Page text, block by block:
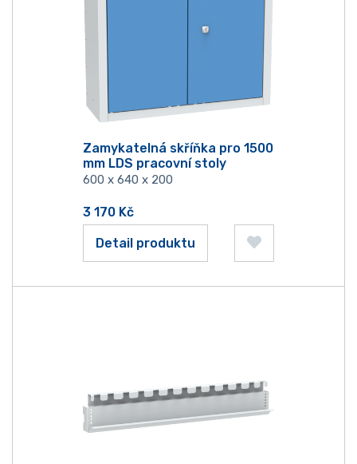
Zamykatelná skříňka pro 1500
mm LDS pracovní stoly
600 x 640 x 200
3 170 Kč
Detail produktu